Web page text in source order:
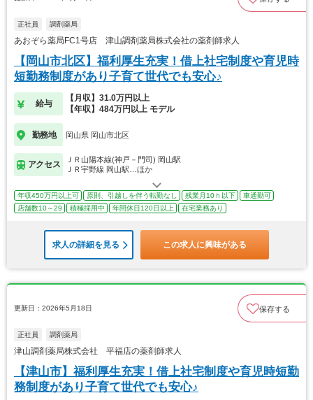
正社員 調剤薬局
あおぞら薬局FC1号店 津山調剤薬局株式会社の薬剤師求人
【岡山市北区】福利厚生充実！借上社宅制度や育児時
短勤務制度があり子育て世代でも安心♪
給与
【月収】31.0万円以上
【年収】484万円以上 モデル
勤務地 岡山県 岡山市北区
アクセス
ＪＲ山陽本線(神戸－門司) 岡山駅
ＪＲ宇野線 岡山駅…ほか
年収450万円以上可 原則、引越しを伴う転勤なし 残業月10ｈ以下
車通勤可
店舗数10～29
積極採用中 年間休日120日以上 在宅業務あり
求人の詳細を見る この求人に興味がある
更新日：2026年5月18日 保存する
正社員 調剤薬局
津山調剤薬局株式会社 平福店の薬剤師求人
【津山市】福利厚生充実！借上社宅制度や育児時短勤
務制度があり子育て世代でも安心♪